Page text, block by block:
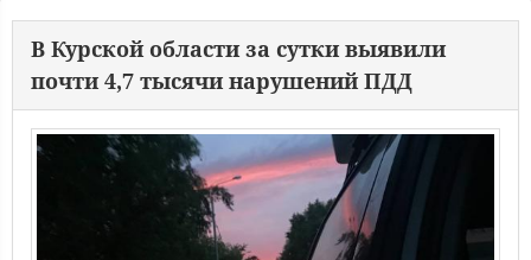
В Курской области за сутки выявили
почти 4,7 тысячи нарушений ПДД